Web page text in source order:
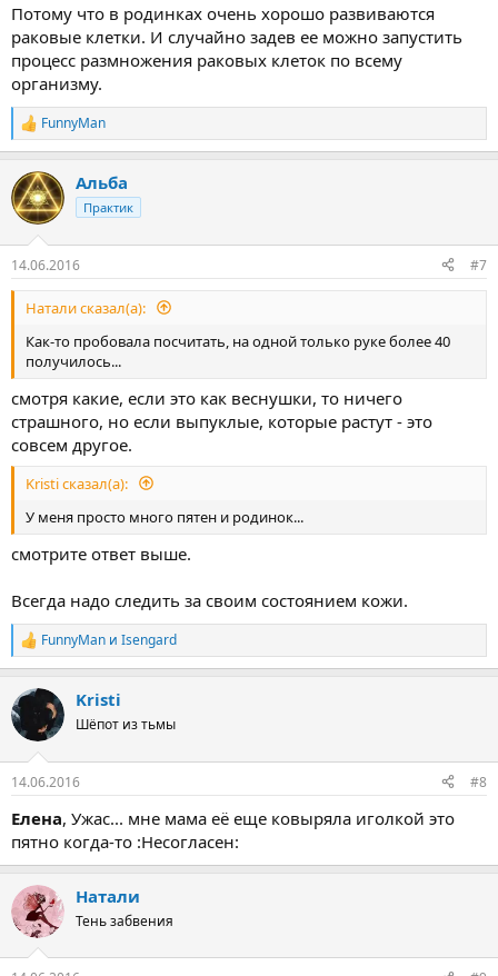
Потому что в родинках очень хорошо развиваются
раковые клетки. И случайно задев ее можно запустить
процесс размножения раковых клеток по всему
организму.
Р
е
к
ц
и
FunnyMan
Альба
Практик
14.06.2016 #7
Натали сказал(а):
Как-то пробовала посчитать, на одной только руке более 40
получилось...
смотря какие, если это как веснушки, то ничего
страшного, но если выпуклые, которые растут - это
совсем другое.
Kristi сказал(а):
У меня просто много пятен и родинок...
смотрите ответ выше.
Всегда надо следить за своим состоянием кожи.
Р
е
к
ц
и
FunnyMan и Isengard
Kristi
Шёпот из тьмы
14.06.2016 #8
Елена, Ужас... мне мама её еще ковыряла иголкой это
пятно когда-то :Несогласен:
Натали
Тень забвения